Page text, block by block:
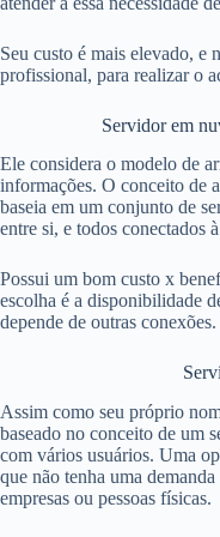
Seu custo é mais elevado, e
profissional, para realizar o
Servidor em
Ele considera o modelo de
informações. O conceito de
baseia em um conjunto de
entre si, e todos conectados
Possui um bom custo x
escolha é a disponibilidade
depende de outras conexões.
Assim como seu próprio
baseado no conceito de um
com vários usuários. Uma
que não tenha uma
empresas ou pessoas físicas.